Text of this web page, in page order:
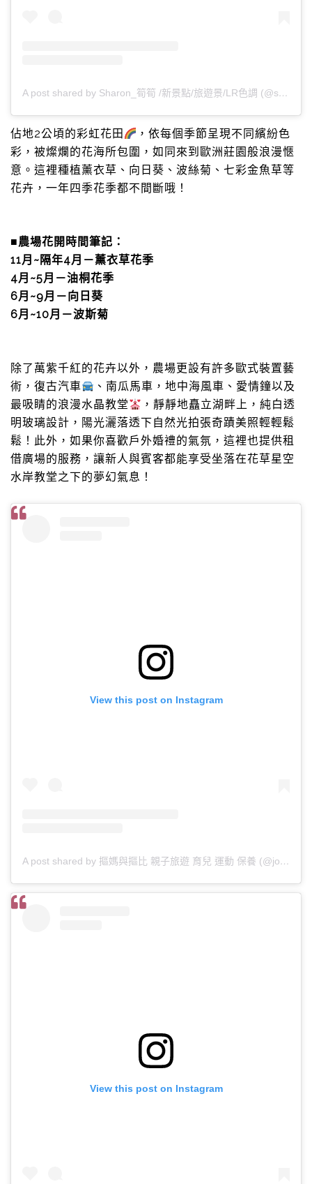
A post shared by Sharon_筍筍 /新景點/旅遊景/LR色調 (@sharon_mylife813)
佔地2公頃的彩虹花田
，依每個季節呈現不同繽紛色
彩，被燦爛的花海所包圍，如同來到歐洲莊園般浪漫愜
意。這裡種植薰衣草、向日葵、波絲菊、七彩金魚草等
花卉，一年四季花季都不間斷哦！
■農場花開時間筆記：
11月~隔年4月－薰衣草花季
4月~5月－油桐花季
6月~9月－向日葵
6月~10月－波斯菊
除了萬紫千紅的花卉以外，農場更設有許多歐式裝置藝
術，復古汽車
、南瓜馬車，地中海風車、愛情鐘以及
最吸睛的浪漫水晶教堂
，靜靜地矗立湖畔上，純白透
明玻璃設計，陽光灑落透下自然光拍張奇蹟美照輕輕鬆
鬆！此外，如果你喜歡戶外婚禮的氣氛，這裡也提供租
借廣場的服務，讓新人與賓客都能享受坐落在花草星空
水岸教堂之下的夢幻氣息！
View this post on Instagram
A post shared by 摳媽與摳比 親子旅遊 育兒 運動 保養 (@joecy_shie)
View this post on Instagram